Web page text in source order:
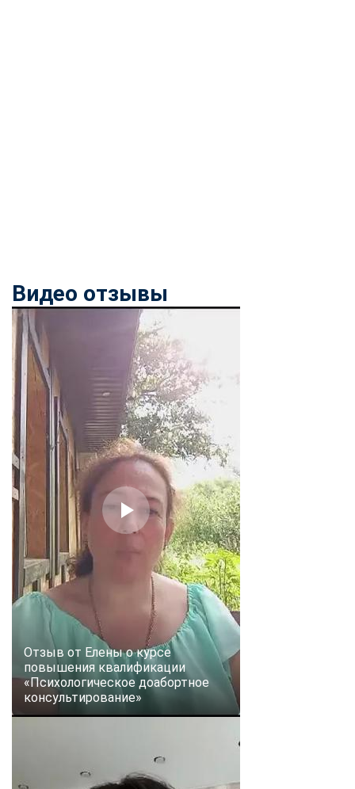
Видео отзывы
Отзыв от Елены о курсе
повышения квалификации
«Психологическое доабортное
консультирование»